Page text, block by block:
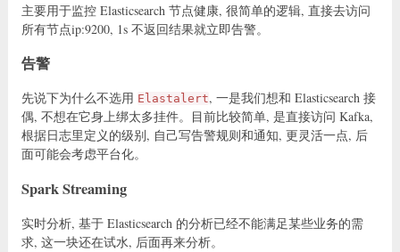
主要用于监控 Elasticsearch 节点健康, 很简单的逻辑, 直接去访问
所有节点ip:9200, 1s 不返回结果就立即告警。
告警
先说下为什么不选用 Elastalert, 一是我们想和 Elasticsearch 接
偶, 不想在它身上绑太多挂件。目前比较简单, 是直接访问 Kafka,
根据日志里定义的级别, 自己写告警规则和通知, 更灵活一点, 后
面可能会考虑平台化。
Spark Streaming
实时分析, 基于 Elasticsearch 的分析已经不能满足某些业务的需
求, 这一块还在试水, 后面再来分析。